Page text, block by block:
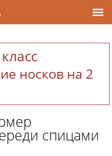
носков на 2
спицами